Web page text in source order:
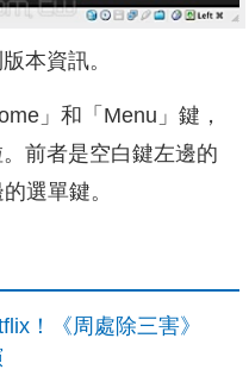
本資訊。
」和「Menu」鍵，
前者是空白鍵左邊的
選單鍵。
！《周處除三害》